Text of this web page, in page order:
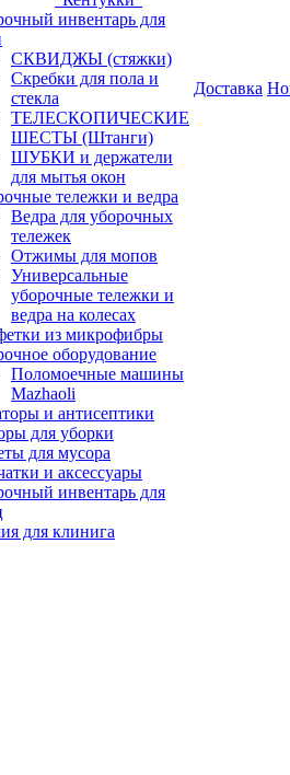
инвентарь для
СКВИДЖЫ (стяжки)
Скребки для пола и
стекла
ТЕЛЕСКОПИЧЕСКИЕ
ШЕСТЫ (Штанги)
ШУБКИ и держатели
для мытья окон
тележки и ведра
Ведра для уборочных
тележек
Отжимы для мопов
Универсальные
уборочные тележки и
ведра на колесах
из микрофибры
оборудование
Поломоечные машины
Mazhaoli
и антисептики
для уборки
для мусора
и аксессуары
инвентарь для
для клинига
Доставка